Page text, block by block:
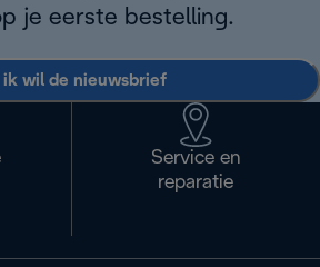
je eerste bestelling.
ik wil de nieuwsbrief
Service en
reparatie